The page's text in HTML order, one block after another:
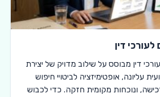
דין
דין מבוסס על שילוב מדויק של יצירת
עליונה, אופטימיזציה לביטויי חיפוש
ונוכחות מקומית חזקה. כדי לכבוש